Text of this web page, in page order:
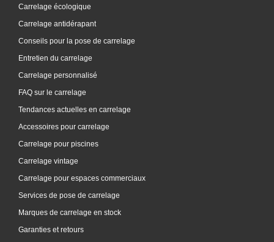
Carrelage écologique
Carrelage antidérapant
Conseils pour la pose de carrelage
Entretien du carrelage
Carrelage personnalisé
FAQ sur le carrelage
Tendances actuelles en carrelage
Accessoires pour carrelage
Carrelage pour piscines
Carrelage vintage
Carrelage pour espaces commerciaux
Services de pose de carrelage
Marques de carrelage en stock
Garanties et retours